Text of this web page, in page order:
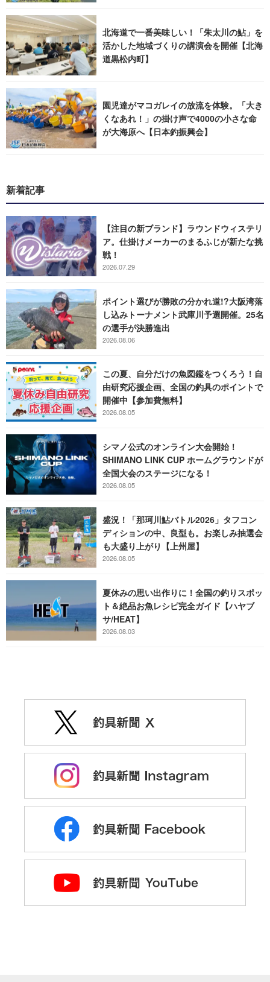
北海道で一番美味しい！「朱太川の鮎」を
活かした地域づくりの講演会を開催【北海
道黒松内町】
園児達がマコガレイの放流を体験。「大き
くなあれ！」の掛け声で4000の小さな命
が大海原へ【日本釣振興会】
新着記事
【注目の新ブランド】ラウンドウィステリ
ア。仕掛けメーカーのまるふじが新たな挑
戦！
2026.07.29
ポイント選びが勝敗の分かれ道!?大阪湾落
し込みトーナメント武庫川予選開催。25名
の選手が決勝進出
2026.08.06
この夏、自分だけの魚図鑑をつくろう！自
由研究応援企画、全国の釣具のポイントで
開催中【参加費無料】
2026.08.05
シマノ公式のオンライン大会開始！
SHIMANO LINK CUP ホームグラウンドが
全国大会のステージになる！
2026.08.05
盛況！「那珂川鮎バトル2026」タフコン
ディションの中、良型も。お楽しみ抽選会
も大盛り上がり【上州屋】
2026.08.05
夏休みの思い出作りに！全国の釣りスポッ
ト＆絶品お魚レシピ完全ガイド【ハヤブ
サ/HEAT】
2026.08.03